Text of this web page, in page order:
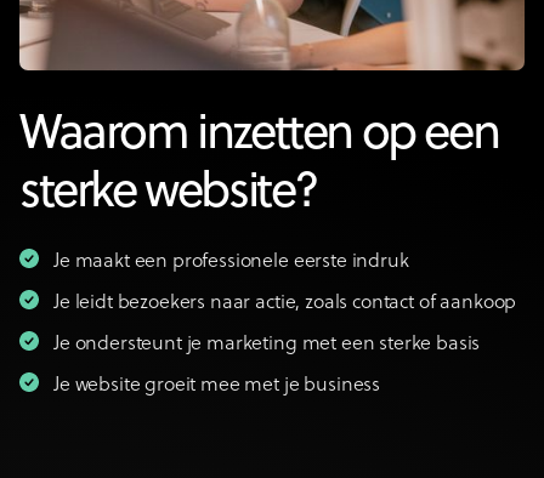
Waarom inzetten op een
sterke website?
Je maakt een professionele eerste indruk
Je leidt bezoekers naar actie, zoals contact of aankoop
Je ondersteunt je marketing met een sterke basis
Je website groeit mee met je business